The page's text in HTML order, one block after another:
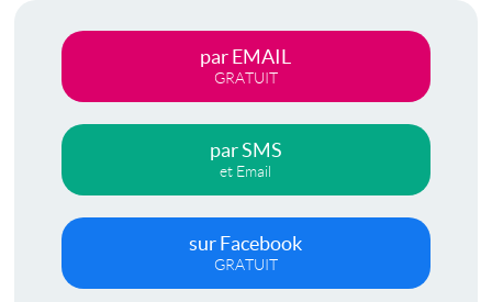
par EMAIL
GRATUIT
par SMS
et Email
sur Facebook
GRATUIT